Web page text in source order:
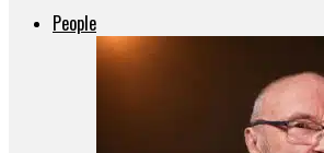
People